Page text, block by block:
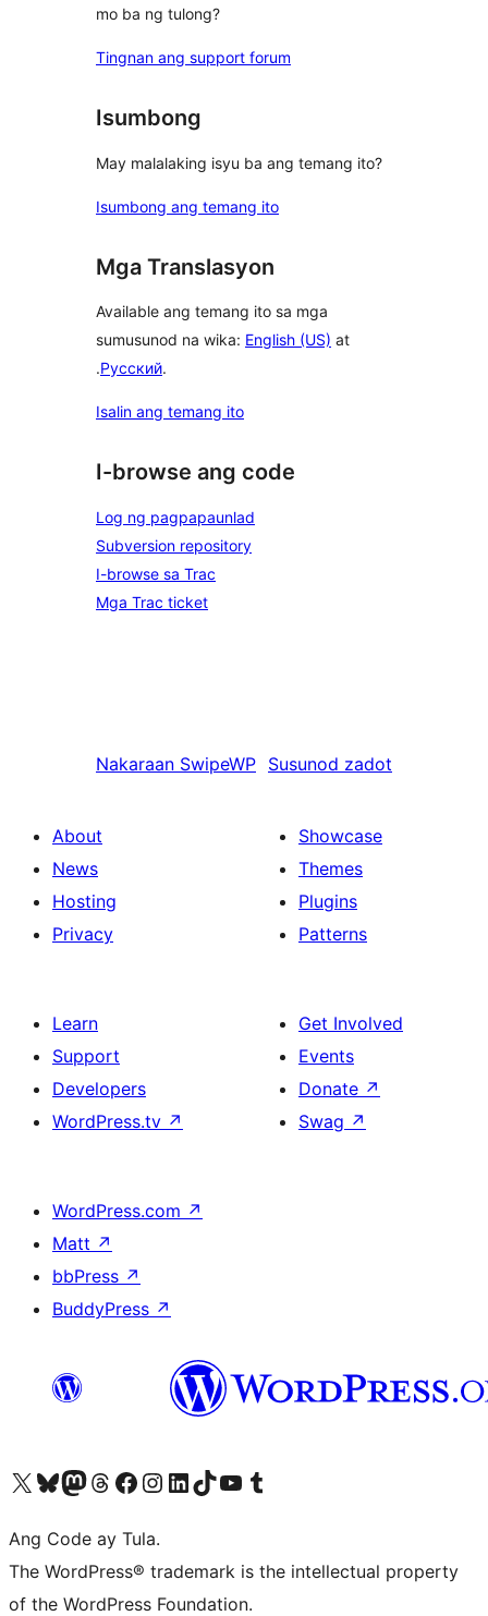
mo ba ng tulong?
Tingnan ang support forum
Isumbong
May malalaking isyu ba ang temang ito?
Isumbong ang temang ito
Mga Translasyon
Available ang temang ito sa mga
sumusunod na wika: English (US) at
.Русский.
Isalin ang temang ito
I-browse ang code
Log ng pagpapaunlad
Subversion repository
I-browse sa Trac
Mga Trac ticket
Nakaraan SwipeWP Susunod zadot
About
News
Hosting
Privacy
Showcase
Themes
Plugins
Patterns
Learn
Support
Developers
WordPress.tv ↗
Get Involved
Events
Donate ↗
Swag ↗
WordPress.com ↗
Matt ↗
bbPress ↗
BuddyPress ↗
Visit our X (formerly Twitter) account
Bisitahin ang aming Bluesky account
Visit our Mastodon account
Bisitahin ang aming Threads account
Visit our Facebook page
Visit our Instagram account
Visit our LinkedIn account
Bisitahin ang aming TikTok account
Visit our YouTube channel
Bisitahin ang aming Tumblr account
Ang Code ay Tula.
The WordPress® trademark is the intellectual property
of the WordPress Foundation.